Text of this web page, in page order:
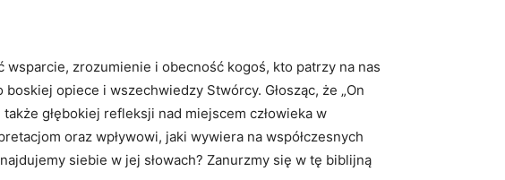
zrozumienie i obecność kogoś, kto patrzy na nas
opiece i wszechwiedzy Stwórcy. Głosząc, że „On
głębokiej refleksji nad miejscem człowieka w
oraz wpływowi, jaki wywiera na współczesnych
siebie w jej słowach? Zanurzmy się w tę biblijną